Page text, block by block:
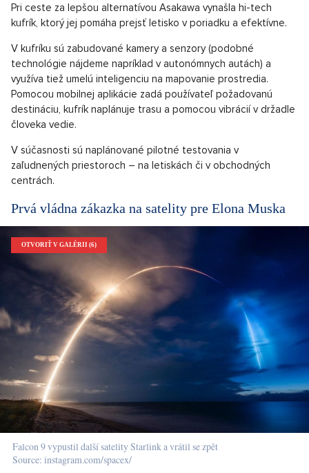
Pri ceste za lepšou alternatívou Asakawa vynašla hi-tech
kufrík, ktorý jej pomáha prejsť letisko v poriadku a efektívne.
V kufríku sú zabudované kamery a senzory (podobné
technológie nájdeme napríklad v autonómnych autách) a
využíva tiež umelú inteligenciu na mapovanie prostredia.
Pomocou mobilnej aplikácie zadá používateľ požadovanú
destináciu, kufrík naplánuje trasu a pomocou vibrácií v držadle
človeka vedie.
V súčasnosti sú naplánované pilotné testovania v
zaľudnených priestoroch – na letiskách či v obchodných
centrách.
Prvá vládna zákazka na satelity pre Elona Muska
OTVORIŤ V GALÉRII (6)
Falcon 9 vypustil další satelity Starlink a vrátil se zpět
Source: instagram.com/spacex/